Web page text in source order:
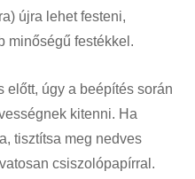
újra lehet festeni,
minőségű festékkel.
előtt, úgy a beépítés során
kitenni. Ha
tisztítsa meg nedves
csiszolópapírral.